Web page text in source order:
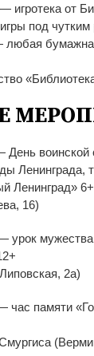
— игротека от
под чутким
любая
«
День
Ленинграда,
Ленинград» 6+
16)
урок мужества
2а)
час памяти «